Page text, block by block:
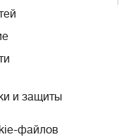
и защиты
файлов